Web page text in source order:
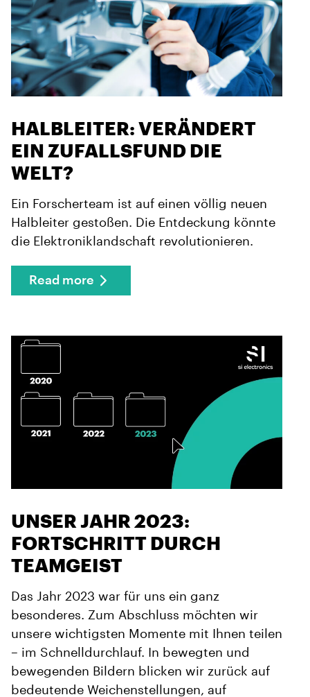
HALBLEITER: VERÄNDERT
EIN ZUFALLSFUND DIE
WELT?
Ein Forscherteam ist auf einen völlig neuen
Halbleiter gestoßen. Die Entdeckung könnte
die Elektroniklandschaft revolutionieren.
Read more
UNSER JAHR 2023:
FORTSCHRITT DURCH
TEAMGEIST
Das Jahr 2023 war für uns ein ganz
besonderes. Zum Abschluss möchten wir
unsere wichtigsten Momente mit Ihnen teilen
– im Schnelldurchlauf. In bewegten und
bewegenden Bildern blicken wir zurück auf
bedeutende Weichenstellungen, auf